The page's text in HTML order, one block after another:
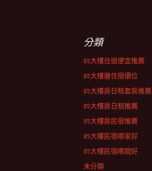
分類
85大樓住宿便宜推薦
85大樓層住宿價位
85大樓房日租套房推薦
85大樓房日租推薦
85大樓房民宿推薦
85大樓民宿哪家好
85大樓民宿哪間好
未分類